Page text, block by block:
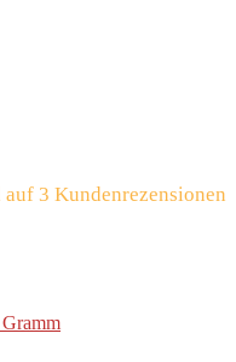
auf 3 Kundenrezensionen